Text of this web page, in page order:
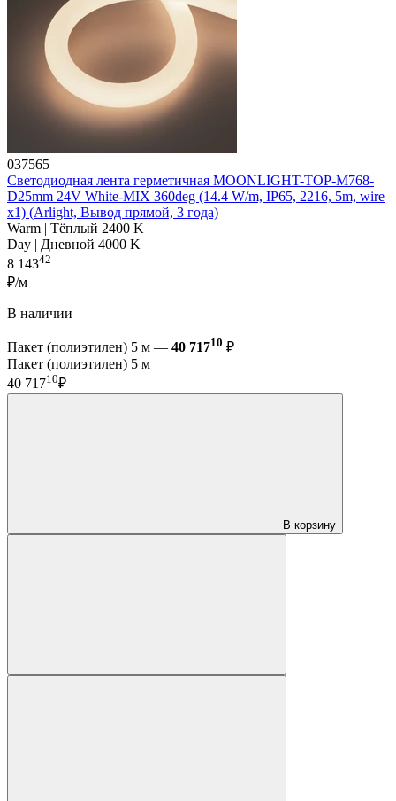
037565
Светодиодная лента герметичная MOONLIGHT-TOP-M768-
D25mm 24V White-MIX 360deg (14.4 W/m, IP65, 2216, 5m, wire
x1) (Arlight, Вывод прямой, 3 года)
Warm | Тёплый 2400 K
Day | Дневной 4000 K
8 14342
₽/м
В наличии
Пакет (полиэтилен) 5 м — 40 71710 ₽
Пакет (полиэтилен) 5 м
40 71710₽
В корзину